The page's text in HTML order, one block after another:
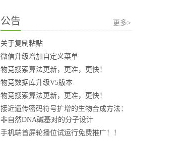
公告 更多>
关于复制粘贴
微信升级增加自定义菜单
物竞搜索算法更新，更准，更快！
物竞数据库升级V5版本
物竞搜索算法更新，更准，更快！
接近遗传密码符号扩增的生物合成方法：
非自然DNA碱基对的分子设计
手机端首屏轮播位试运行免费推广！！